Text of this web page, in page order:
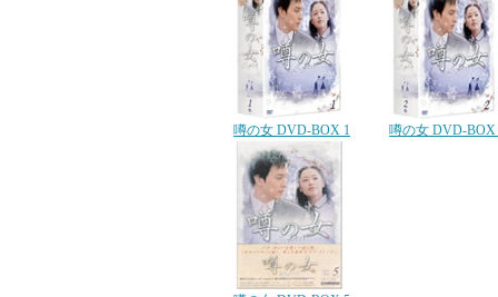
噂の女 DVD-BOX 1 噂の女 DVD-BOX